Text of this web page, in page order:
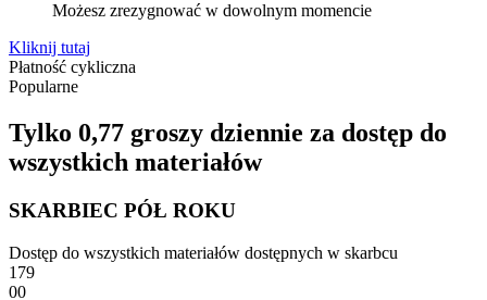
Możesz zrezygnować w dowolnym momencie
Kliknij tutaj
Płatność cykliczna
Popularne
Tylko 0,77 groszy dziennie za dostęp do
wszystkich materiałów
SKARBIEC PÓŁ ROKU
Dostęp do wszystkich materiałów dostępnych w skarbcu
179
00